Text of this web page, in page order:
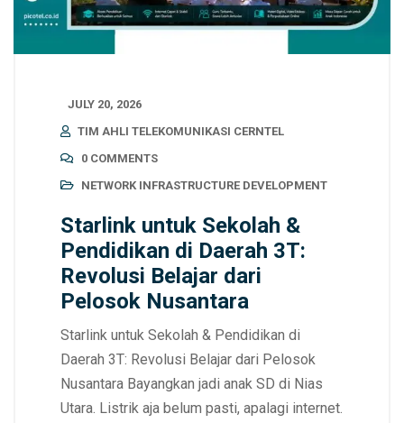
JULY 20, 2026
TIM AHLI TELEKOMUNIKASI CERNTEL
0 COMMENTS
NETWORK INFRASTRUCTURE DEVELOPMENT
Starlink untuk Sekolah &
Pendidikan di Daerah 3T:
Revolusi Belajar dari
Pelosok Nusantara
Starlink untuk Sekolah & Pendidikan di
Daerah 3T: Revolusi Belajar dari Pelosok
Nusantara Bayangkan jadi anak SD di Nias
Utara. Listrik aja belum pasti, apalagi internet.